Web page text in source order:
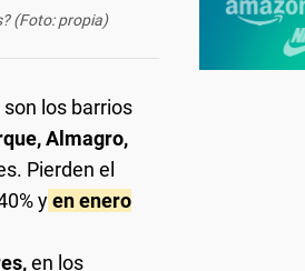
(Foto: propia)
son los barrios
Almagro,
Pierden el
yen enero
en los